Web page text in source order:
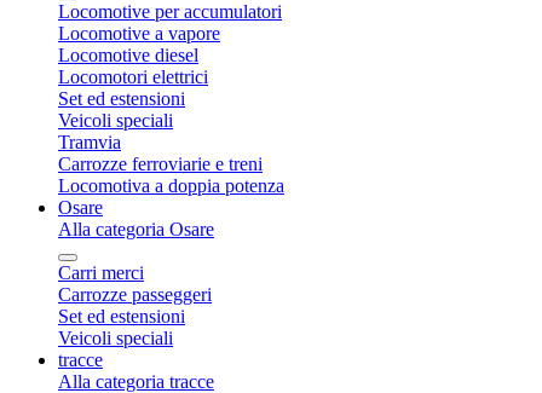
Locomotive per accumulatori
Locomotive a vapore
Locomotive diesel
Locomotori elettrici
Set ed estensioni
Veicoli speciali
Tramvia
Carrozze ferroviarie e treni
Locomotiva a doppia potenza
Osare
Alla categoria Osare
Carri merci
Carrozze passeggeri
Set ed estensioni
Veicoli speciali
tracce
Alla categoria tracce